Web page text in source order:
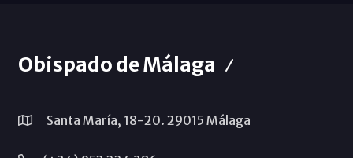
Obispado de Málaga
Santa María, 18-20. 29015 Málaga